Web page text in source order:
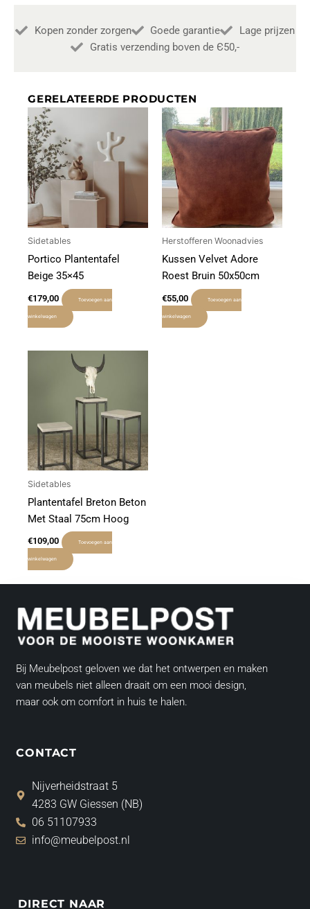
Kopen zonder zorgen Goede garantie
Lage prijzen
Gratis verzending boven de Є50,-
GERELATEERDE PRODUCTEN
Sidetables
Portico Plantentafel
Beige 35×45
€179,00 Toevoegen aan
winkelwagen
Herstofferen Woonadvies
Kussen Velvet Adore
Roest Bruin 50x50cm
€55,00 Toevoegen aan
winkelwagen
Sidetables
Plantentafel Breton Beton
Met Staal 75cm Hoog
€109,00 Toevoegen aan
winkelwagen
Bij Meubelpost geloven we dat het ontwerpen en maken
van meubels niet alleen draait om een mooi design,
maar ook om comfort in huis te halen.
CONTACT
Nijverheidstraat 5
4283 GW Giessen (NB)
06 51107933
info@meubelpost.nl
DIRECT NAAR